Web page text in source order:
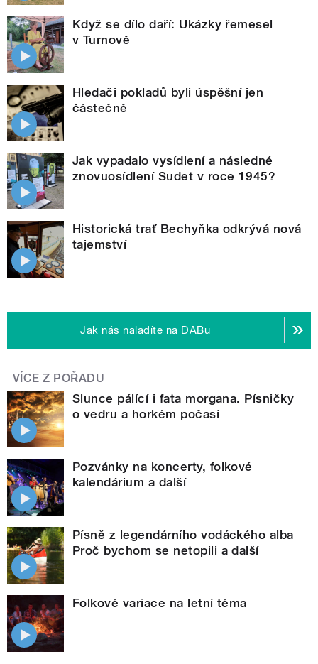
Když se dílo daří: Ukázky řemesel
v Turnově
Hledači pokladů byli úspěšní jen
částečně
Jak vypadalo vysídlení a následné
znovuosídlení Sudet v roce 1945?
Historická trať Bechyňka odkrývá nová
tajemství
Jak nás naladíte na DABu
VÍCE Z POŘADU
Slunce pálící i fata morgana. Písničky
o vedru a horkém počasí
Pozvánky na koncerty, folkové
kalendárium a další
Písně z legendárního vodáckého alba
Proč bychom se netopili a další
Folkové variace na letní téma